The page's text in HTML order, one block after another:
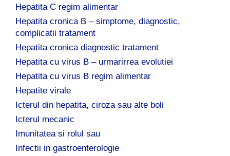
Hepatita C regim alimentar
Hepatita cronica B – simptome, diagnostic,
complicatii tratament
Hepatita cronica diagnostic tratament
Hepatita cu virus B – urmarirrea evolutiei
Hepatita cu virus B regim alimentar
Hepatite virale
Icterul din hepatita, ciroza sau alte boli
Icterul mecanic
Imunitatea si rolul sau
Infectii in gastroenterologie